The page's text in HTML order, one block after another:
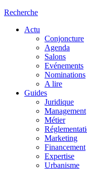
Recherche
Actu
Conjoncture
Agenda
Salons
Evénements
Nominations
A lire
Guides
Juridique
Management
Métier
Marketing
Financement
Expertise
Urbanisme